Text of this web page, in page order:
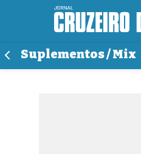
Suplementos / Mix